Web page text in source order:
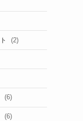
(2)
(6)
(6)